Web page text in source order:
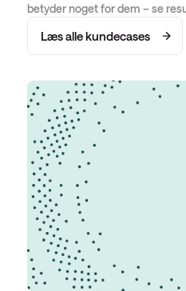
betyder noget for dem – se
Læs alle kundecases